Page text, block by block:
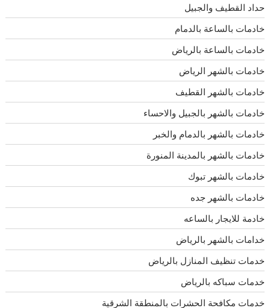
حداد القطيف والجبيل
خادمات بالساعة بالدمام
خادمات بالساعة بالرياض
خادمات بالشهر الرياض
خادمات بالشهر القطيف
خادمات بالشهر بالجبيل والاحساء
خادمات بالشهر بالدمام والخبر
خادمات بالشهر بالمدينة المنورة
خادمات بالشهر تبوك
خادمات بالشهر جده
خادمة للايجار بالساعه
خدامات بالشهر بالرياض
خدمات تنظيف المنازل بالرياض
خدمات سباكه بالرياض
خدمات مكافحة الحشرات بالمنطقة الشرقية